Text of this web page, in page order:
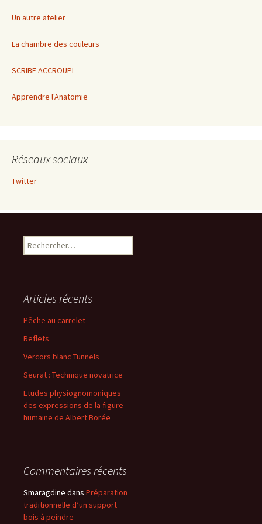
Un autre atelier
La chambre des couleurs
SCRIBE ACCROUPI
Apprendre l'Anatomie
Réseaux sociaux
Twitter
Rechercher :
Articles récents
Pêche au carrelet
Reflets
Vercors blanc Tunnels
Seurat : Technique novatrice
Etudes physiognomoniques
des expressions de la figure
humaine de Albert Borée
Commentaires récents
Smaragdine dans Préparation
traditionnelle d’un support
bois à peindre